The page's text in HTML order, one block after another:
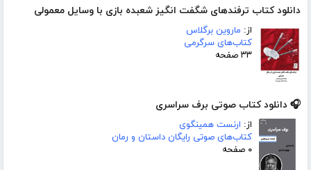
دانلود کتاب ترفندهای شگفت انگیز شعبده بازی با وسایل معمولی
از: ماروین برگلاس
کتاب‌های سرگرمی
۳۳ صفحه
🎧 دانلود کتاب صوتی برف سراسری
از: ارنست همینگوی
کتاب‌های صوتی رایگان داستان و رمان
۰ صفحه